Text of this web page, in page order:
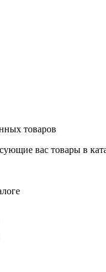
товаров
вас товары в